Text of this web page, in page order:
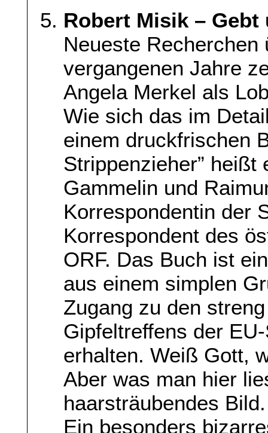
Robert Misik – Gebt
Neueste
vergangenen Jahre
Angela Merkel als
Wie sich das im
einem druckfrischen
Strippenzieher”
Gammelin und
Korrespondentin der
Korrespondent des
ORF. Das Buch ist
aus einem simplen
Zugang zu den
Gipfeltreffens der
erhalten. Weiß Gott,
Aber was man hier
haarsträubendes Bild.
Ein besonders